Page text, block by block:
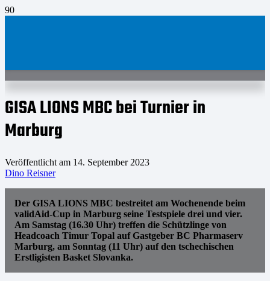
GISA LIONS MBC bei Turnier in
Marburg
Veröffentlicht am 14. September 2023
Dino Reisner
Der GISA LIONS MBC bestreitet am Wochenende beim
validAid-Cup in Marburg seine Testspiele drei und vier.
Am Samstag (16.30 Uhr) treffen die Schützlinge von
Headcoach Timur Topal auf Gastgeber BC Pharmaserv
Marburg, am Sonntag (11 Uhr) auf den tschechischen
Erstligisten Basket Slovanka.